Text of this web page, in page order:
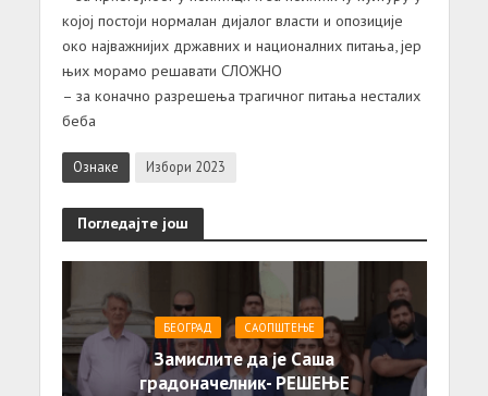
којој постоји нормалан дијалог власти и опозиције
око најважнијих државних и националних питања, јер
њих морамо решавати СЛОЖНО
– за коначно разрешења трагичног питања несталих
беба
Ознаке Избори 2023
Погледајте још
БЕОГРАД САОПШТЕЊE
Замислите да је Саша
градоначелник- РЕШЕЊЕ